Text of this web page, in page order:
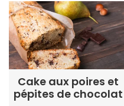
Cake aux poires et
pépites de chocolat